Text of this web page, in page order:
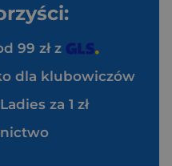
99 zł z
dla klubowiczów
za 1 zł